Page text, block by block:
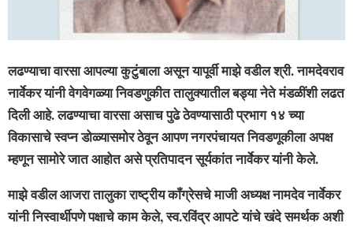
लढण्याचा वारसा आपल्या कुटुंबाला असून यापूर्वी माझे वडील श्री. नामदेवराव
नार्वेकर यांनी वेगवेगळ्या निवडणुकीत तालुक्यातील बड्या नेते मंडळींशी लढत
दिली आहे. लढण्याचा वारसा असाच पुढे ठेवण्यासाठी प्रभाग १४ च्या
विकासाचे स्वप्न डोळ्यासमोर ठेवून आपण नगरपंचायत निवडणूकीला अपक्ष
म्हणून सामोरे जात आहोत असे प्रतिपादन सूर्यकांत नार्वेकर यांनी केले.
माझे वडील आजरा तालुका राष्ट्रीय कॉंग्रेसचे माजी अध्यक्ष नामदेव नार्वेकर
यांनी निस्वार्थीपणे पक्षाचे काम केले, स्व.रविंद्र आपटे यांचे खंदे समर्थक अशी